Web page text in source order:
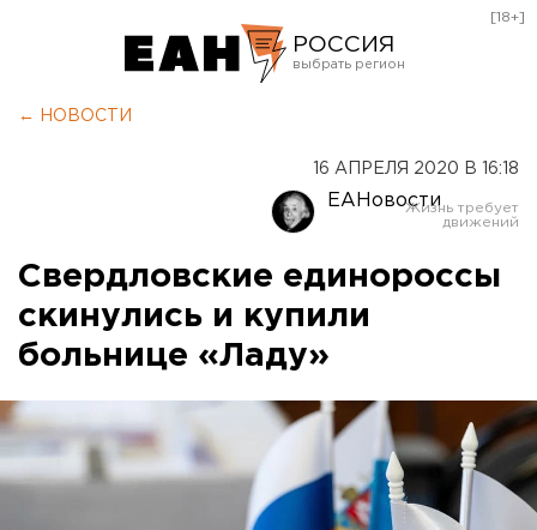
РОССИЯ
Оренбург
[18+]
← НОВОСТИ
16 АПРЕЛЯ 2020 В 16:18
ЕАНовости
Свердловские единороссы
скинулись и купили
больнице «Ладу»